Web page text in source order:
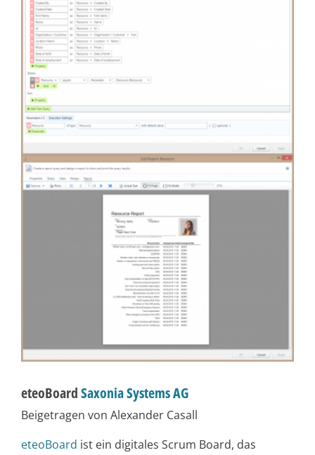
eteoBoardSaxonia Systems AG
Beigetragen von Alexander Casall
eteoBoard ist ein digitales Scrum Board, das